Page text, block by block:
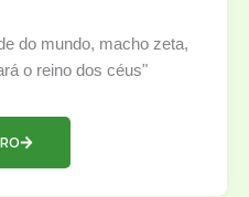
do mundo, macho zeta,
o reino dos céus"